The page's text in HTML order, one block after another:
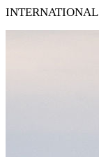
INTERNATIONAL